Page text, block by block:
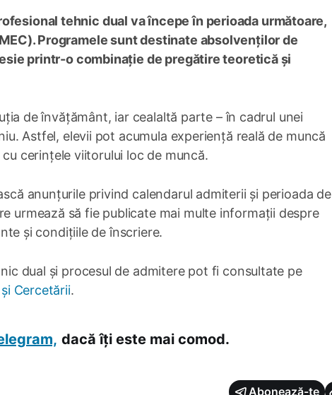
tehnic dual va începe în perioada următoare,
Programele sunt destinate absolvenților de
printr-o combinație de pregătire teoretică și
de învățământ, iar cealaltă parte – în cadrul unei
Astfel, elevii pot acumula experiență reală de muncă
cerințele viitorului loc de muncă.
anunțurile privind calendarul admiterii și perioada de
urmează să fie publicate mai multe informații despre
și condițiile de înscriere.
dual și procesul de admitere pot fi consultate pe
Cercetării.
dacă îți este mai comod.
Abonează-te